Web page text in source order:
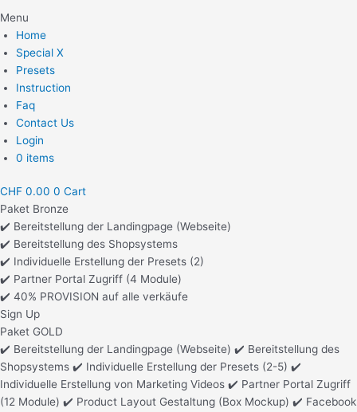
Menu
Home
Special X
Presets
Instruction
Faq
Contact Us
Login
0 items
CHF 0.00 0 Cart
Paket Bronze
✔️ Bereitstellung der Landingpage (Webseite)
✔️ Bereitstellung des Shopsystems
✔️ Individuelle Erstellung der Presets (2)
✔️ Partner Portal Zugriff (4 Module)
✔️ 40% PROVISION auf alle verkäufe
Sign Up
Paket GOLD
✔️ Bereitstellung der Landingpage (Webseite) ✔️ Bereitstellung des
Shopsystems ✔️ Individuelle Erstellung der Presets (2-5) ✔️
Individuelle Erstellung von Marketing Videos ✔️ Partner Portal Zugriff
(12 Module) ✔️ Product Layout Gestaltung (Box Mockup) ✔️ Facebook